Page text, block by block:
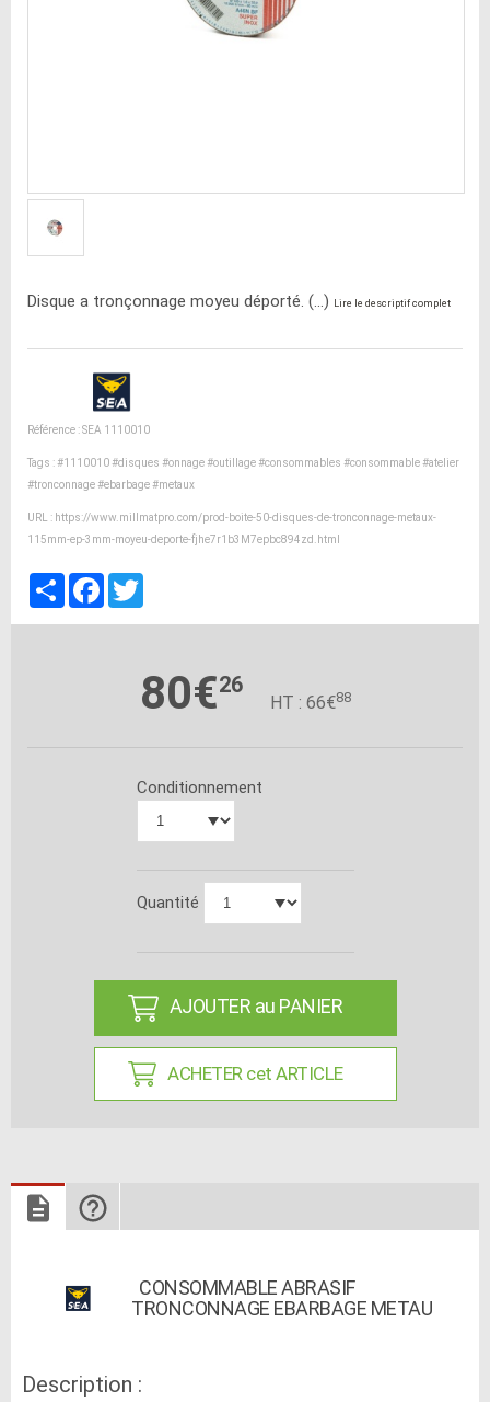
Disque a tronçonnage moyeu déporté. (...) Lire le descriptif complet
Référence : SEA 1110010
Tags :#1110010#disques #onnage#outillage#consommables #consommable#atelier
#tronconnage#ebarbage#metaux
URL : https://www.millmatpro.com/prod-boite-50-disques-de-tronconnage-metaux-
115mm-ep-3mm-moyeu-deporte-fjhe7r1b3M7epbc894zd.html
PartagerFacebook
80€26
HT : 66€88
Conditionnement
Quantité
AJOUTER au PANIER
ACHETER cet ARTICLE
CONSOMMABLE ABRASIF
TRONCONNAGE EBARBAGE METAU
Description :